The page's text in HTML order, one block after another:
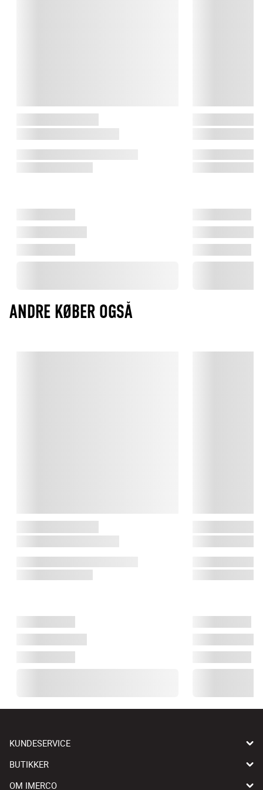
ANDRE KØBER OGSÅ
KUNDESERVICE
BUTIKKER
OM IMERCO